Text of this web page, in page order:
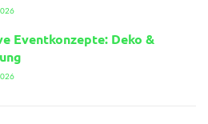
Eventkonzepte: Deko &